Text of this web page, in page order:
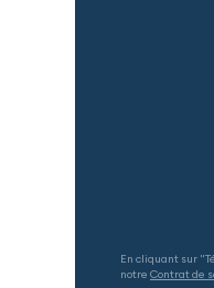
En cliquant sur
notre Contrat de